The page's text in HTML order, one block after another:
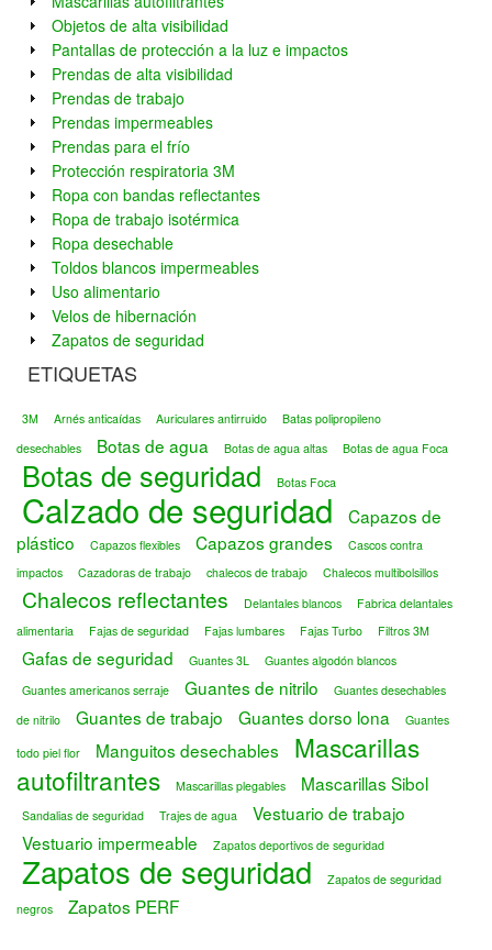
Objetos de alta visibilidad
Pantallas de protección a la luz e impactos
Prendas de alta visibilidad
Prendas de trabajo
Prendas impermeables
Prendas para el frío
Protección respiratoria 3M
Ropa con bandas reflectantes
Ropa de trabajo isotérmica
Ropa desechable
Toldos blancos impermeables
Uso alimentario
Velos de hibernación
Zapatos de seguridad
ETIQUETAS
3M Arnés anticaídas Auriculares antirruido
Batas polipropileno
desechables
Botas de agua Botas de agua altas Botas de agua Foca
Botas de seguridad Botas Foca
Calzado de seguridad
Capazos de
plástico
Capazos flexibles Capazos grandes
Cascos contra
impactos
Cazadoras de trabajo chalecos de trabajo Chalecos multibolsillos
Chalecos reflectantes Delantales blancos
Fabrica delantales
alimentaria
Fajas de seguridad Fajas lumbares Fajas Turbo Filtros 3M
Gafas de seguridad Guantes 3L
Guantes algodón blancos
Guantes americanos serraje
Guantes de nitrilo
Guantes desechables
de nitrilo
Guantes de trabajo Guantes dorso lona
Guantes
todo piel flor
Manguitos desechables
Mascarillas
autofiltrantes
Mascarillas plegables Mascarillas Sibol
Sandalias de seguridad Trajes de agua
Vestuario de trabajo
Vestuario impermeable
Zapatos deportivos de seguridad
Zapatos de seguridad
Zapatos de seguridad
negros
Zapatos PERF